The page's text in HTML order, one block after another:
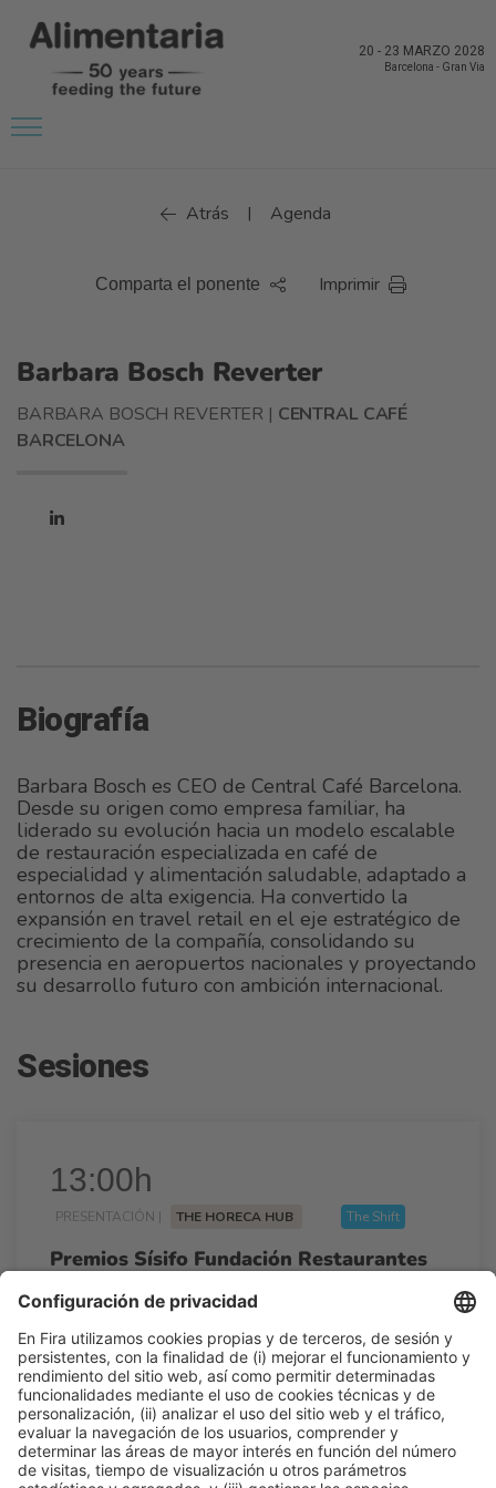
20 - 23 MARZO 2028
Barcelona - Gran Via
Atrás | Agenda
Comparta el ponente Imprimir
Barbara Bosch Reverter
BARBARA BOSCH REVERTER | CENTRAL CAFÉ
BARCELONA
Biografía
Barbara Bosch es CEO de Central Café Barcelona.
Desde su origen como empresa familiar, ha
liderado su evolución hacia un modelo escalable
de restauración especializada en café de
especialidad y alimentación saludable, adaptado a
entornos de alta exigencia. Ha convertido la
expansión en travel retail en el eje estratégico de
crecimiento de la compañía, consolidando su
presencia en aeropuertos nacionales y proyectando
su desarrollo futuro con ambición internacional.
Sesiones
13:00h
PRESENTACIÓN | THE HORECA HUB The Shift
Premios Sísifo Fundación Restaurantes
Sostenibles
Jue 26
13:00h - 13:30h
Talk Stage 2 - The Horeca Hub
Acceso libre